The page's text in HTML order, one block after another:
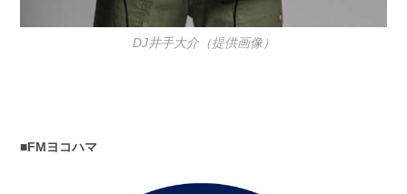
DJ井手大介（提供画像）
■FMヨコハマ